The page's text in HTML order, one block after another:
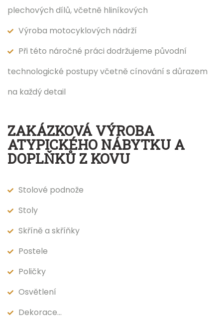
plechových dílů, včetně hliníkových
Výroba motocyklových nádrží
Při této náročné práci dodržujeme původní
technologické postupy včetně cínování s důrazem
na každý detail
ZAKÁZKOVÁ VÝROBA
ATYPICKÉHO NÁBYTKU A
DOPLŇKŮ Z KOVU
Stolové podnože
Stoly
Skříně a skříňky
Postele
Poličky
Osvětlení
Dekorace…